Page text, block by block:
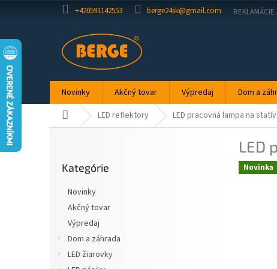
+420591142553 berge24sk@gmail.com
Novinky Akčný tovar Výpredaj Dom a
DomovLED reflektory LED pracovná lampa na
kategórie
Kategórie
Novinky
Akčný tovar
Výpredaj
Dom a záhrada
LED žiarovky
LED
Novinka